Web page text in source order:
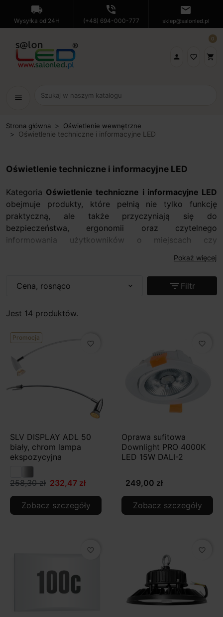
local_shipping
Wysyłka od 24H
phone_in_talk
(+48) 694-000-777
mail
sklep@salonled.pl
 favorite_border shopping_cart
0
menu
Strona główna Oświetlenie wewnętrzne
Oświetlenie techniczne i informacyjne LED
Oświetlenie techniczne i informacyjne LED
Kategoria Oświetlenie techniczne i informacyjne LED
obejmuje produkty, które pełnią nie tylko funkcję
praktyczną, ale także przyczyniają się do
bezpieczeństwa, ergonomii oraz czytelnego
informowania użytkowników o miejscach czy
Oświetlenie techniczne i informacyjne LED
szczególnie sprawdza się w obiektach użyteczności
publicznej, budynkach komercyjnych, centrach
warunkach przemysłowych i w magazynach.
Pokaż więcej
Jest 14 produktów.
Cena, rosnąco expand_more filter_list Filtr
Promocja
favorite_border
SLV DISPLAY ADL 50
biały, chrom lampa
ekspozycyjna
258,30 zł 232,47 zł
Zobacz szczegóły
favorite_border
Oprawa sufitowa
Downlight PRO 4000K
LED 15W DALI-2
249,00 zł
Zobacz szczegóły
favorite_border favorite_border